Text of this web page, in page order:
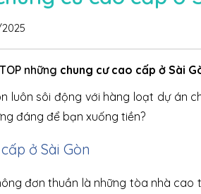
những chung cư cao cấp ở Sài
luôn sôi động với hàng loạt dự án
đáng để bạn xuống tiền?
ở Sài Gòn
đơn thuần là những tòa nhà